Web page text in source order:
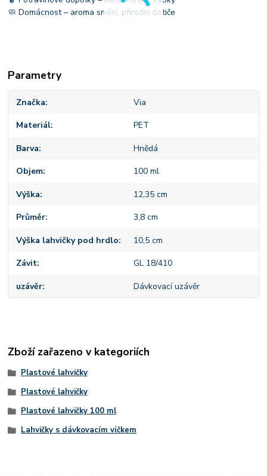
🧼 Domácnost – aroma směsi, přírodní čističe
Parametry
Značka Via
Materiál PET
Barva Hnědá
Objem 100 ml
Výška 12,35 cm
Průměr 3,8 cm
Výška lahvičky pod hrdlo 10,5 cm
Závit GL 18/410
uzávěr Dávkovací uzávěr
Zboží zařazeno v kategoriích
Plastové lahvičky
Plastové lahvičky
Plastové lahvičky 100 ml
Lahvičky s dávkovacím víčkem